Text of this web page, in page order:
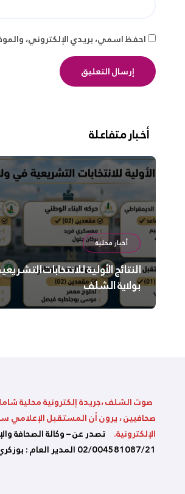
احفظ اسمي، بريدي الإلكتروني،
أخبار متفاعلة
أخبار محلية
النتائج الأولية للانتخابات
بولاية الشلف
صوت الشلف ،جريدة إلكترونية محلية
صحافيين ، يرون أن المستقبل الإعلامي
الإلكترونية. تصدر عن – وكالة الصحافة
02/004581087/21 المدير العام : بوزكري عبد الرحمان.